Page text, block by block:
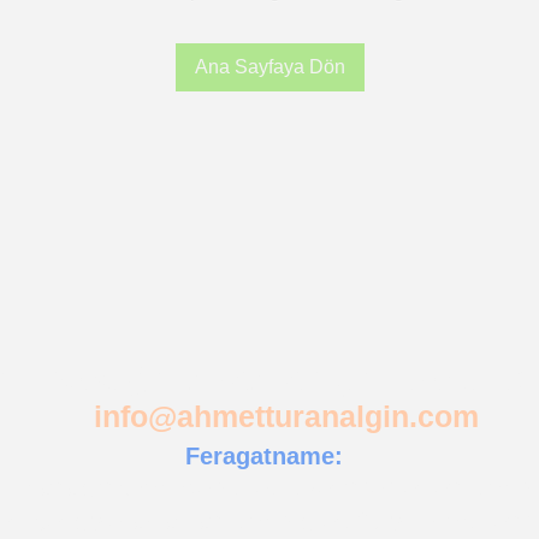
Ana Sayfaya Dön
info@ahmetturanalgin.com
Feragatname: